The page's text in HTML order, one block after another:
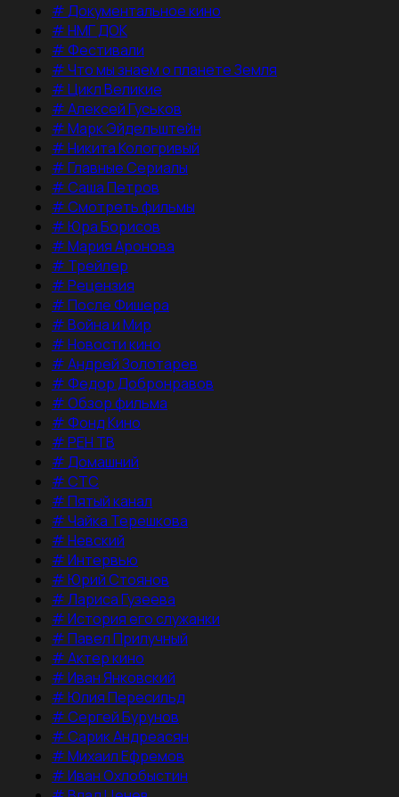
#Документальное кино
#НМГ ДОК
#Фестивали
#Что мы знаем о планете Земля
#Цикл Великие
#Алексей Гуськов
#Марк Эйдельштейн
#Никита Кологривый
#Главные Сериалы
#Саша Петров
#Смотреть фильмы
#Юра Борисов
#Мария Аронова
# Трейлер
#Рецензия
#После Фишера
#Война и Мир
#Новости кино
#Андрей Золотарев
#Федор Добронравов
#Обзор фильма
#Фонд Кино
#РЕН ТВ
#Домашний
#СТС
#Пятый канал
#Чайка Терешкова
#Невский
#Интервью
#Юрий Стоянов
#Лариса Гузеева
#История его служанки
#Павел Прилучный
#Актер кино
#Иван Янковский
#Юлия Пересильд
#Сергей Бурунов
#Сарик Андреасян
#Михаил Ефремов
#Иван Охлобыстин